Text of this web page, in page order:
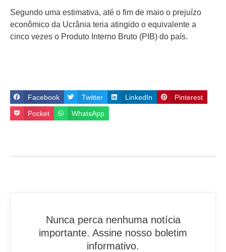
Segundo uma estimativa, até o fim de maio o prejuízo
econômico da Ucrânia teria atingido o equivalente a
cinco vezes o Produto Interno Bruto (PIB) do país.
Facebook Twitter LinkedIn Pinterest
Pocket WhatsApp
Nunca perca nenhuma notícia
importante. Assine nosso boletim
informativo.